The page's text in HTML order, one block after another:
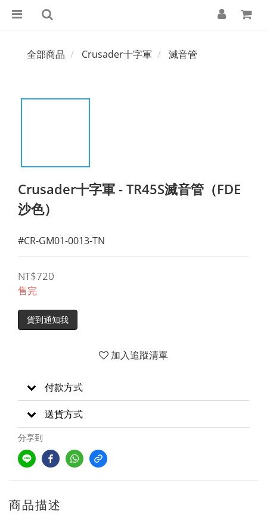
全部商品 Crusader十字軍 滅音管
Crusader十字軍 - TR45S滅音管（FDE
沙色）
#CR-GM01-0013-TN
NT$720
售完
貨到通知我
加入追蹤清單
付款方式
送貨方式
分享到
商品描述